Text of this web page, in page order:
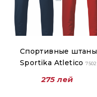
Спортивные штаны
Sportika Atletico7502
275 лей